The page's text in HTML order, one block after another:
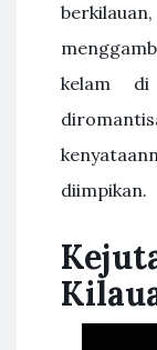
kelam
diimpikan.